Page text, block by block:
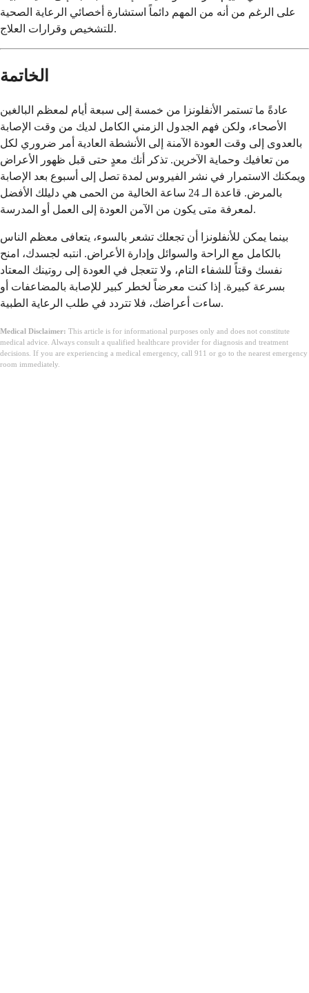
على الرغم من أنه من المهم دائماً استشارة أخصائي الرعاية الصحية
للتشخيص وقرارات العلاج.
الخاتمة
عادةً ما تستمر الأنفلونزا من خمسة إلى سبعة أيام لمعظم البالغين
الأصحاء، ولكن فهم الجدول الزمني الكامل لديك من وقت الإصابة
بالعدوى إلى وقت العودة الآمنة إلى الأنشطة العادية أمر ضروري لكل
من تعافيك وحماية الآخرين. تذكر أنك معدٍ حتى قبل ظهور الأعراض
ويمكنك الاستمرار في نشر الفيروس لمدة تصل إلى أسبوع بعد الإصابة
بالمرض. قاعدة الـ 24 ساعة الخالية من الحمى هي دليلك الأفضل
لمعرفة متى يكون من الآمن العودة إلى العمل أو المدرسة.
بينما يمكن للأنفلونزا أن تجعلك تشعر بالسوء، يتعافى معظم الناس
بالكامل مع الراحة والسوائل وإدارة الأعراض. انتبه لجسدك، امنح
نفسك وقتاً للشفاء التام، ولا تتعجل في العودة إلى روتينك المعتاد
بسرعة كبيرة. إذا كنت معرضاً لخطر كبير للإصابة بالمضاعفات أو
ساءت أعراضك، فلا تتردد في طلب الرعاية الطبية.
Medical Disclaimer: This article is for informational purposes only and does not constitute
medical advice. Always consult a qualified healthcare provider for diagnosis and treatment
decisions. If you are experiencing a medical emergency, call 911 or go to the nearest emergency
room immediately.